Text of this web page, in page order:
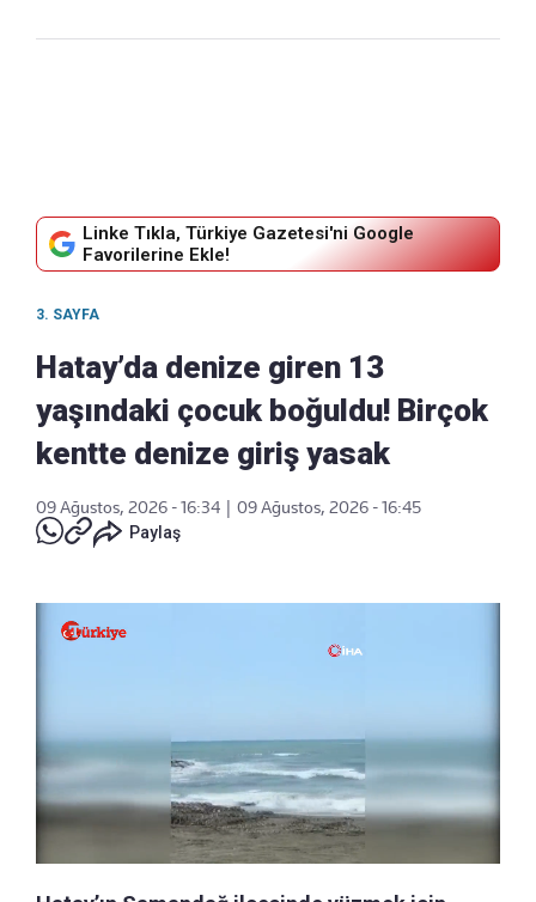
Linke Tıkla, Türkiye Gazetesi'ni Google
Favorilerine Ekle!
3. SAYFA
Hatay’da denize giren 13
yaşındaki çocuk boğuldu! Birçok
kentte denize giriş yasak
09 Ağustos, 2026 - 16:34
09 Ağustos, 2026 - 16:45
Paylaş